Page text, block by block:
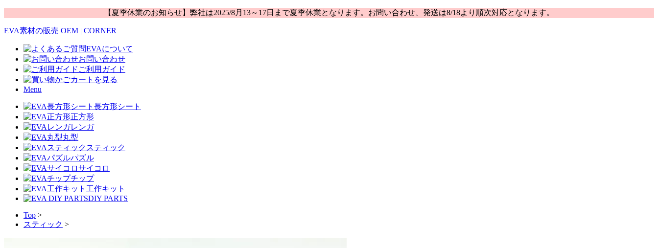
【夏季休業のお知らせ】弊社は2025/8月13～17日まで夏季休業となります。お問い合わせ、発送は8/18より順次対応となります。
EVA素材の販売 OEM | CORNER
EVAについて
お問い合わせ
ご利用ガイド
カートを見る
Menu
長方形シート
正方形
レンガ
丸型
スティック
パズル
サイコロ
チップ
工作キット
DIY PARTS
Top >
スティック >